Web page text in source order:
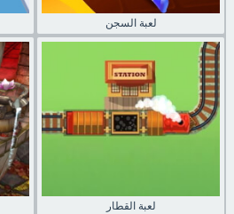
لعبة السجن
لعبة القطار